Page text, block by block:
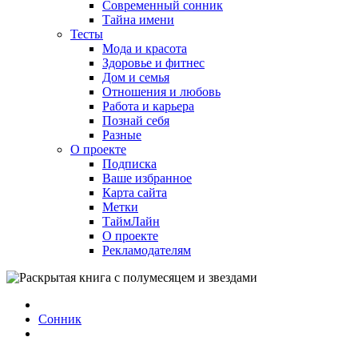
Современный сонник
Тайна имени
Тесты
Мода и красота
Здоровье и фитнес
Дом и семья
Отношения и любовь
Работа и карьера
Познай себя
Разные
О проекте
Подписка
Ваше избранное
Карта сайта
Метки
ТаймЛайн
О проекте
Рекламодателям
Сонник